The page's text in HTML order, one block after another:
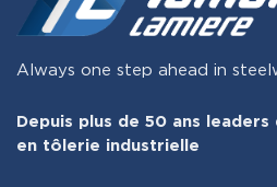
Always one step ahead in
Depuis plus de 50 ans
en tôlerie industrielle